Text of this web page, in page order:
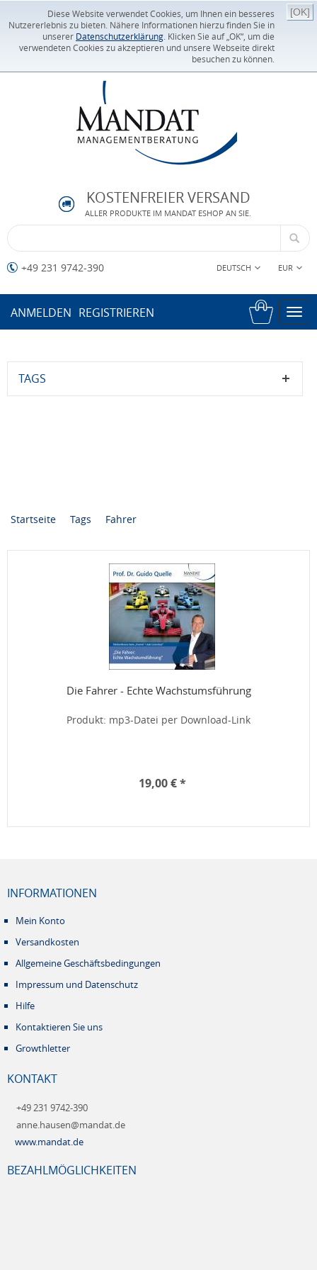
Diese Website verwendet Cookies, um Ihnen ein besseres
Nutzererlebnis zu bieten. Nähere Informationen hierzu finden Sie in
unserer Datenschutzerklärung . Klicken Sie auf „OK“, um die
verwendeten Cookies zu akzeptieren und unsere Webseite direkt
besuchen zu können.
[OK]
KOSTENFREIER VERSAND
ALLER PRODUKTE IM MANDAT ESHOP AN SIE.
+49 231 9742-390 DEUTSCH EUR
ANMELDEN REGISTRIEREN
TAGS
Startseite Tags Fahrer
Die Fahrer - Echte Wachstumsführung
Produkt: mp3-Datei per Download-Link
19,00 € *
INFORMATIONEN
Mein Konto
Versandkosten
Allgemeine Geschäftsbedingungen
Impressum und Datenschutz
Hilfe
Kontaktieren Sie uns
Growthletter
KONTAKT
+49 231 9742-390
anne.hausen@mandat.de
www.mandat.de
BEZAHLMÖGLICHKEITEN